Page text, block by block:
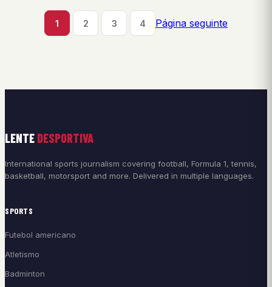
1 2 3 4 Página seguinte
LENTE DESPORTIVA
International sports journalism covering football, Formula 1, tennis,
basketball, motorsport and more. Delivered in multiple languages.
SPORTS
Futebol americano
Atletismo
Badminton